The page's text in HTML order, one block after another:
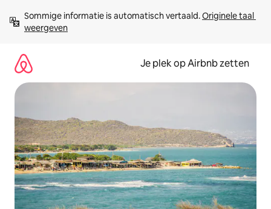
direct
naar
Sommige informatie is automatisch vertaald. Originele taal
weergeven
Je plek op Airbnb zetten